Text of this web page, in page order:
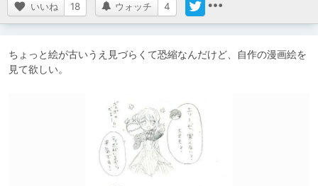
いいね 18 ウォッチ 4
ちょっと絵が古いうえ見づらくて恐縮なんだけど、自作の漫画絵を
見て欲しい。